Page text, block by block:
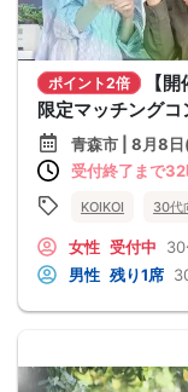
ポイント2倍
【
限定マッチングコ
青森市 | 8月8
受付終了まで32
KOIKOI 30代
女性 受付中
男性 残り1席